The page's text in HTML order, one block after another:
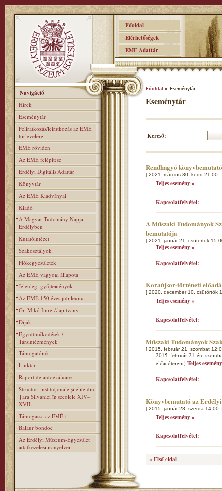
Főoldal
Elérhetőségek
EME Adattár
Navigáció
Hírek
Eseménytár
Feliratkozás/leiratkozás az EME
hírlevelére
EME röviden
Az EME felépitése
Erdélyi Digitális Adattár
Könyvtár
Az EME Kiadványai
Kiadó
A Magyar Tudomány Napja
Erdélyben
Kutatóintézet
Szakosztályok
Fiókegyesületek
Az EME vagyoni állapota
Jelenlegi gyűjtemények
Az EME 150 éves jubileuma
Gr. Mikó Imre Alapitvány
Díjak
Együttműködések /
Társintézmények
Támogatóink
Linktár
Raport de autoevaluare
Structuri instituţionale şi elite din
Ţara Silvaniei în secolele XIV–
XVII.
Támogassa az EMÉ-t
Balaur bondoc
Az Erdélyi Múzeum-Egyesület
adatkezelési irányelvei
Főoldal » Eseménytár
Eseménytár
Kereső:
Rendhagyó
[ 2021. március 30. kedd 21:00
Teljes esemény »
Kapcsolatfelvétel:
A Műszaki Tudományok
bemutatója
[ 2021. január 21. csütörtök
Teljes esemény »
Kapcsolatfelvétel:
Koraújkor-történeti
[ 2020. december 10. csütörtök
Teljes esemény »
Kapcsolatfelvétel:
Műszaki Tudományok
[ 2015. február 21. szombat
2015. február 21-én,
előadóterem) Teljes
Kapcsolatfelvétel:
Könyvbemutató az
[ 2015. január 28. szerda 14:00 ]
Teljes esemény »
Kapcsolatfelvétel:
« Első oldal